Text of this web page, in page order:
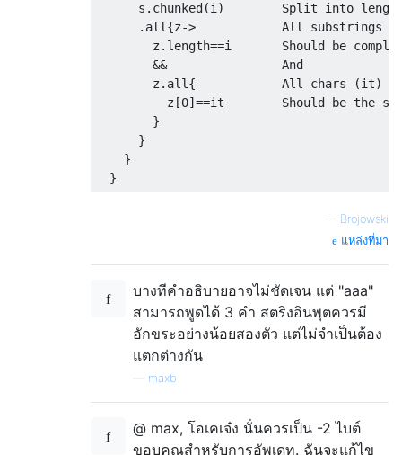
s.chunked(i)        Split into
      .all{z->            All substrings z
z.length==i       Should be
        &&                And
        z.all{            All chars (it)
z[0]==it        Should be the
        }
      }
    }
— Brojowski
แหล่งที่มา
บางทีคำอธิบายอาจไม่ชัดเจน แต่ "aaa"
สามารถพูดได้ 3 คำ สตริงอินพุตควรมี
อักขระอย่างน้อยสองตัว แต่ไม่จำเป็นต้อง
แตกต่างกัน
maxb
@ max, โอเคเจ๋ง นั่นควรเป็น -2 ไบต์
ขอบคุณสำหรับการอัพเดท. ฉันจะแก้ไข